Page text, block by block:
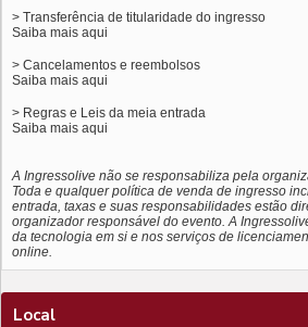
> Transferência de titularidade do ingresso
Saiba mais aqui
> Cancelamentos e reembolsos
Saiba mais aqui
> Regras e Leis da meia entrada
Saiba mais aqui
A Ingressolive não se responsabiliza pela
Toda e qualquer política de venda de ingresso
entrada, taxas e suas responsabilidades estão
organizador responsável do evento. A
da tecnologia em si e nos serviços de
online.
Local